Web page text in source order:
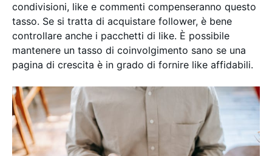
condivisioni, like e commenti compenseranno questo
tasso. Se si tratta di acquistare follower, è bene
controllare anche i pacchetti di like. È possibile
mantenere un tasso di coinvolgimento sano se una
pagina di crescita è in grado di fornire like affidabili.